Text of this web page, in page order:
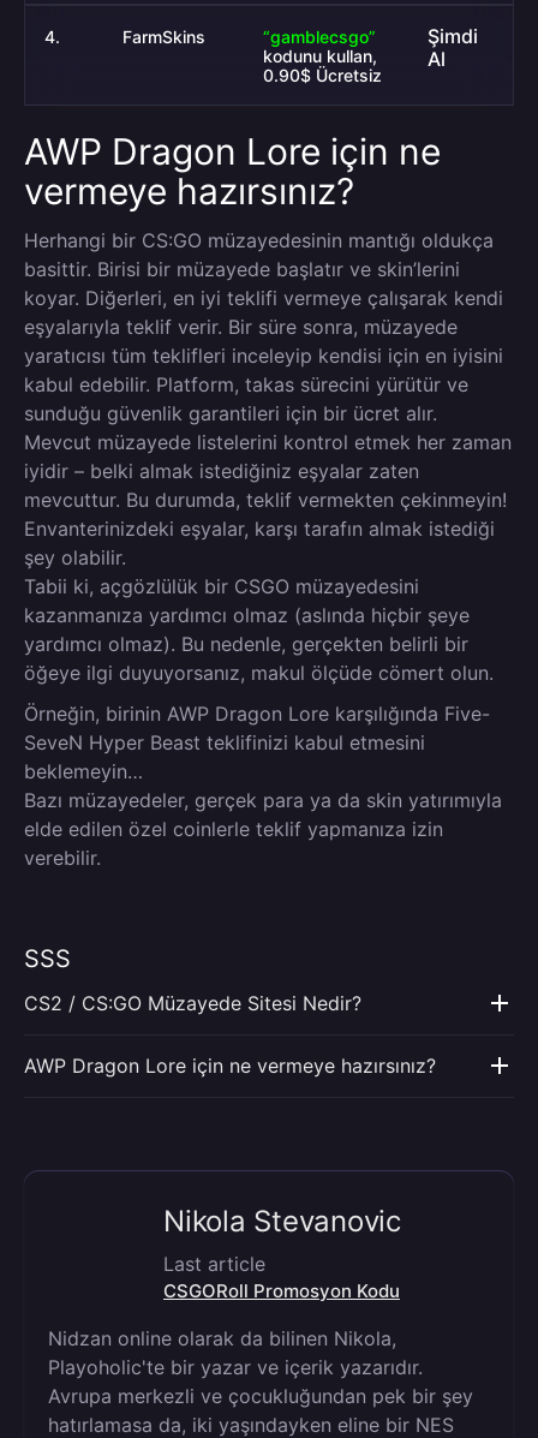
4. FarmSkins
“gamblecsgo”
kodunu kullan,
0.90$ Ücretsiz
Şimdi
Al
AWP Dragon Lore için ne
vermeye hazırsınız?
Herhangi bir CS:GO müzayedesinin mantığı oldukça
basittir. Birisi bir müzayede başlatır ve skin’lerini
koyar. Diğerleri, en iyi teklifi vermeye çalışarak kendi
eşyalarıyla teklif verir. Bir süre sonra, müzayede
yaratıcısı tüm teklifleri inceleyip kendisi için en iyisini
kabul edebilir. Platform, takas sürecini yürütür ve
sunduğu güvenlik garantileri için bir ücret alır.
Mevcut müzayede listelerini kontrol etmek her zaman
iyidir – belki almak istediğiniz eşyalar zaten
mevcuttur. Bu durumda, teklif vermekten çekinmeyin!
Envanterinizdeki eşyalar, karşı tarafın almak istediği
şey olabilir.
Tabii ki, açgözlülük bir CSGO müzayedesini
kazanmanıza yardımcı olmaz (aslında hiçbir şeye
yardımcı olmaz). Bu nedenle, gerçekten belirli bir
öğeye ilgi duyuyorsanız, makul ölçüde cömert olun.
Örneğin, birinin AWP Dragon Lore karşılığında Five-
SeveN Hyper Beast teklifinizi kabul etmesini
beklemeyin…
Bazı müzayedeler, gerçek para ya da skin yatırımıyla
elde edilen özel coinlerle teklif yapmanıza izin
verebilir.
SSS
CS2 / CS:GO Müzayede Sitesi Nedir?
AWP Dragon Lore için ne vermeye hazırsınız?
Nikola Stevanovic
Last article
CSGORoll Promosyon Kodu
Nidzan online olarak da bilinen Nikola,
Playoholic'te bir yazar ve içerik yazarıdır.
Avrupa merkezli ve çocukluğundan pek bir şey
hatırlamasa da, iki yaşındayken eline bir NES